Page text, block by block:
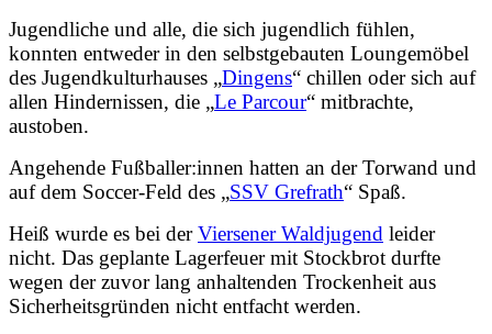
Jugendliche und alle, die sich jugendlich fühlen,
konnten entweder in den selbstgebauten Loungemöbel
des Jugendkulturhauses „Dingens“ chillen oder sich auf
allen Hindernissen, die „Le Parcour“ mitbrachte,
austoben.
Angehende Fußballer:innen hatten an der Torwand und
auf dem Soccer-Feld des „SSV Grefrath“ Spaß.
Heiß wurde es bei derViersener Waldjugend leider
nicht. Das geplante Lagerfeuer mit Stockbrot durfte
wegen der zuvor lang anhaltenden Trockenheit aus
Sicherheitsgründen nicht entfacht werden.